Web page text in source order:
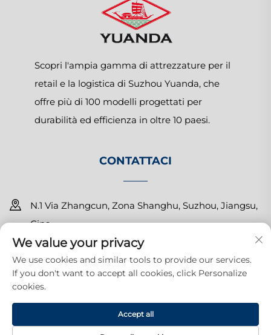
Scopri l'ampia gamma di attrezzature per il
retail e la logistica di Suzhou Yuanda, che
offre più di 100 modelli progettati per
durabilità ed efficienza in oltre 10 paesi.
CONTATTACI
N.1 Via Zhangcun, Zona Shanghu, Suzhou, Jiangsu,
Cina
+86-15150179453
[email protected]
Copyright © 2025 Suzhou Yuanda Commercial Products Co.,
Ltd. Tutti i diritti riservati. Informativa sulla Privacy
We value your privacy
We use cookies and similar tools to provide our services.
If you don't want to accept all cookies, click Personalize
cookies.
Accept all